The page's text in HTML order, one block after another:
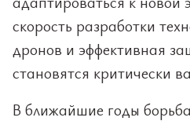
скорость разработки
дронов и эффективная
становятся критически
В ближайшие годы